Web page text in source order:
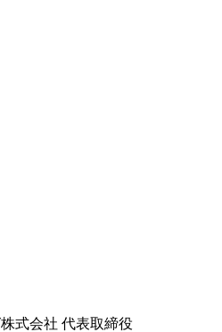
式会社 代表取締役